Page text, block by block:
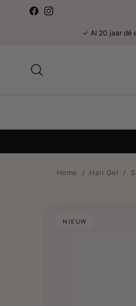
Ga naar inhoud
FacebookInstagram
✓ Al 20 jaar dé
Home / Hair Gel /
NIEUW